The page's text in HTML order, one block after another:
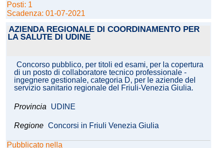
Posti: 1
Scadenza: 01-07-2021
AZIENDA REGIONALE DI COORDINAMENTO PER
LA SALUTE DI UDINE
Concorso pubblico, per titoli ed esami, per la copertura
di un posto di collaboratore tecnico professionale -
ingegnere gestionale, categoria D, per le aziende del
servizio sanitario regionale del Friuli-Venezia Giulia.
Provincia UDINE
Regione Concorsi in Friuli Venezia Giulia
Pubblicato nella